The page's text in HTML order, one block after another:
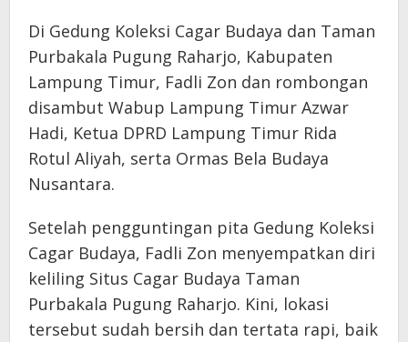
Di Gedung Koleksi Cagar Budaya dan Taman
Purbakala Pugung Raharjo, Kabupaten
Lampung Timur, Fadli Zon dan rombongan
disambut Wabup Lampung Timur Azwar
Hadi, Ketua DPRD Lampung Timur Rida
Rotul Aliyah, serta Ormas Bela Budaya
Nusantara.
Setelah pengguntingan pita Gedung Koleksi
Cagar Budaya, Fadli Zon menyempatkan diri
keliling Situs Cagar Budaya Taman
Purbakala Pugung Raharjo. Kini, lokasi
tersebut sudah bersih dan tertata rapi, baik